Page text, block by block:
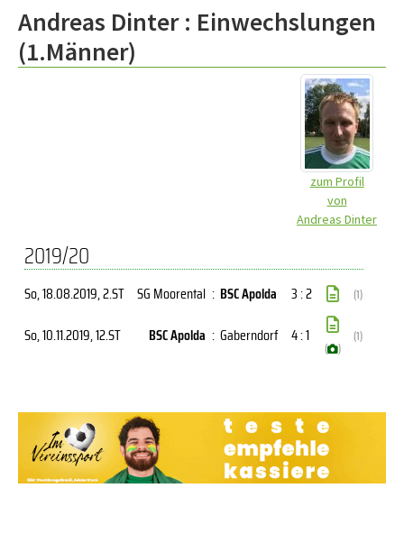
Andreas Dinter : Einwechslungen
(1.Männer)
zum Profil
von
Andreas Dinter
2019/20
So, 18.08.2019, 2.ST SG Moorental : BSC Apolda 3 : 2 (1)
So, 10.11.2019, 12.ST BSC Apolda : Gaberndorf 4 : 1
( )
(1)